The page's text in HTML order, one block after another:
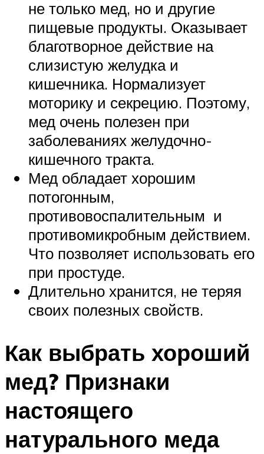
не только мед, но и другие
пищевые продукты. Оказывает
благотворное действие на
слизистую желудка и
кишечника. Нормализует
моторику и секрецию. Поэтому,
мед очень полезен при
заболеваниях желудочно-
кишечного тракта.
Мед обладает хорошим
потогонным,
противовоспалительным и
противомикробным действием.
Что позволяет использовать его
при простуде.
Длительно хранится, не теряя
своих полезных свойств.
Как выбрать хороший
мед? Признаки
настоящего
натурального меда